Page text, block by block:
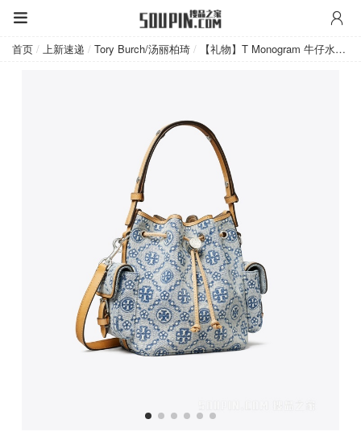
首页 / 上新速递 / Tory Burch/汤丽柏琦 / 【礼物】T Monogram 牛仔水桶包...
Tory Burch/汤丽柏琦